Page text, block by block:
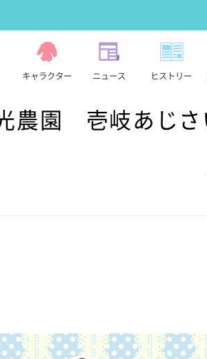
キャラクター ニュース ヒストリー
農園 壱岐あじ